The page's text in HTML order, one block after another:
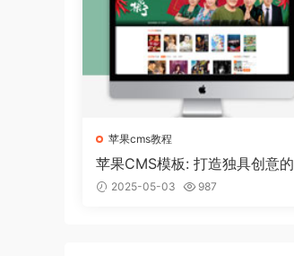
苹果cms教程
苹果CMS模板: 打造独具创意的
个人博客！
2025-05-03 987